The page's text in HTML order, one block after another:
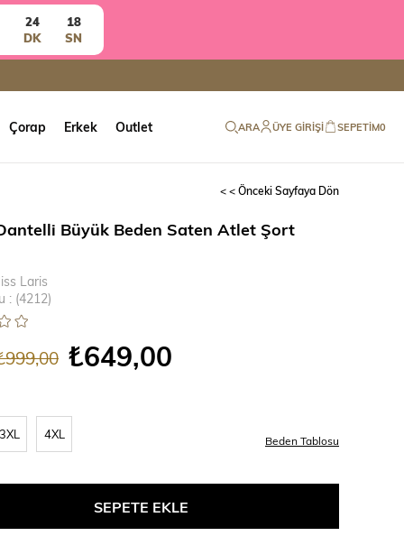
24
DK
17
SN
Çorap Erkek Outlet ARA ÜYE GIRIŞI SEPETIM0
< < Önceki Sayfaya Dön
Büyük Beden Saten Atlet Şort
Laris
(4212)
₺649,00
3XL 4XL Beden Tablosu